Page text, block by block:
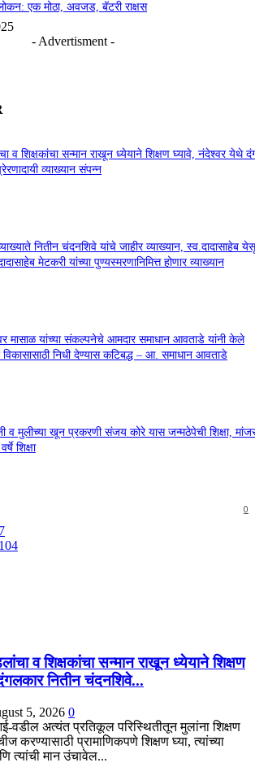
एक मोठा, अवजड, बॅटरी राक्षस
- Advertisment -
व शिक्षकांचा सन्मान राखून ध्येयाने शिक्षण घ्यावे, नंदेश्वर येथे
व्याख्यान संपन्न
नितीन चंदनशिवे यांचे जाहीर व्याख्यान, स्व.दादासाहेब येसू
मेटकरी यांच्या पुण्यस्मरणानिमित्त होणार व्याख्यान
मासाळ यांच्या संकल्पनेचे आमदार समाधान आवताडे यांनी केले
विकासासाठी निधी देण्यास कटिबद्ध – आ. समाधान आवताडे
व मुलीच्या खून प्रकरणी संजय कोरे यास जन्मठेपेची शिक्षा,
शिक्षा
0
व शिक्षकांचा सन्मान राखून ध्येयाने शिक्षण
नितीन चंदनशिवे...
5, 2026 0
वडील अत्यंत प्रतिकूल परिस्थितीतून मुलांना शिक्षण
करण्यासाठी प्रामाणिकपणे शिक्षण घ्या, त्यांच्या
त्यांची मान उंचावेल...